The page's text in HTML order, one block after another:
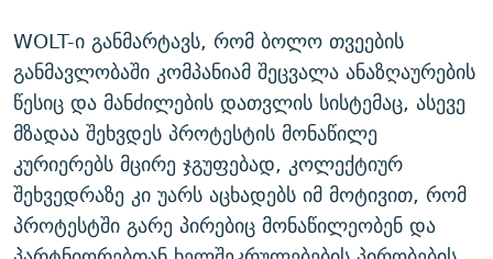
WOLT-ი განმარტავს, რომ ბოლო თვეების
განმავლობაში კომპანიამ შეცვალა ანაზღაურების
წესიც და მანძილების დათვლის სისტემაც, ასევე
მზადაა შეხვდეს პროტესტის მონაწილე
კურიერებს მცირე ჯგუფებად, კოლექტიურ
შეხვედრაზე კი უარს აცხადებს იმ მოტივით, რომ
პროტესტში გარე პირებიც მონაწილეობენ და